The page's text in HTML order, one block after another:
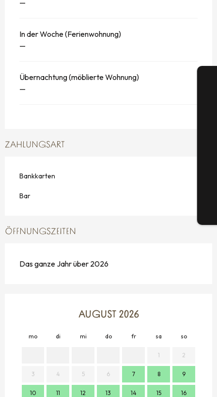
—
In der Woche (Ferienwohnung)
—
Übernachtung (möblierte Wohnung)
—
ZAHLUNGSART
Bankkarten
Bar
ÖFFNUNGSZEITEN
Das ganze Jahr über 2026
AUGUST 2026
mo di mi do fr sa so
1 2
3 4 5 6 7 8 9
10 11 12 13 14 15 16